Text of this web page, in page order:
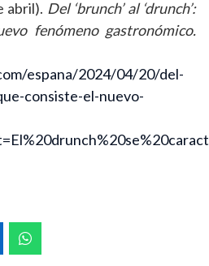
abril). Del ‘brunch’ al ‘drunch’:
fenómeno gastronómico.
espana/2024/04/20/del-
consiste-el-nuevo-